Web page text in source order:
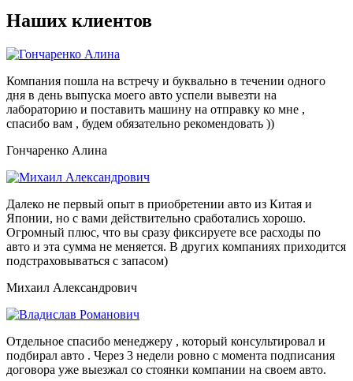
Наших клиентов
Компания пошла на встречу и буквально в течении одного
дня в день выпуска моего авто успели вывезти на
лабораторию и поставить машину на отправку ко мне ,
спасибо вам , будем обязательно рекомендовать ))
Гончаренко Алина
Далеко не первый опыт в приобретении авто из Китая и
Японии, но с вами действительно сработались хорошо.
Огромный плюс, что вы сразу фиксируете все расходы по
авто и эта сумма не меняется. В других компаниях приходится
подстраховываться с запасом)
Михаил Александрович
Отдельное спасибо менеджеру , который консультировал и
подбирал авто . Через 3 недели ровно с момента подписания
договора уже выезжал со стоянки компании на своем авто.